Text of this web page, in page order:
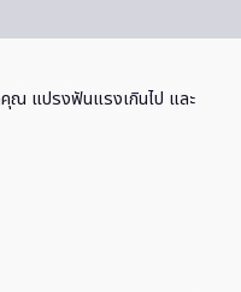
แปรงฟันแรงเกินไป และ